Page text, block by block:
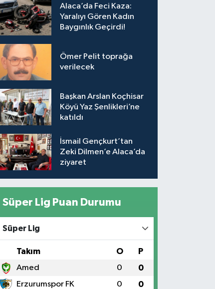
Alaca’da Feci Kaza:
Yaralıyı Gören Kadın
Baygınlık Geçirdi!
Ömer Pelit toprağa
verilecek
Başkan Arslan Koçhisar
Köyü Yaz Şenlikleri’ne
katıldı
İsmail Gençkurt’tan
Zeki Dilmen’e Alaca’da
ziyaret
Süper Lig Puan Durumu
Süper Lig
Takım O P
Amed 0 0
Erzurumspor FK 0 0